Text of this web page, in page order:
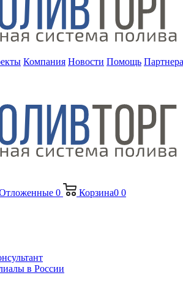
Компания Новости Помощь
0 Корзина0 0
в России